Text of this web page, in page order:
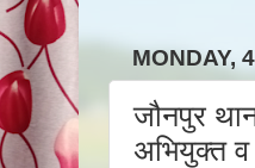
MONDAY,
जौनपुर
अभियुक्त व